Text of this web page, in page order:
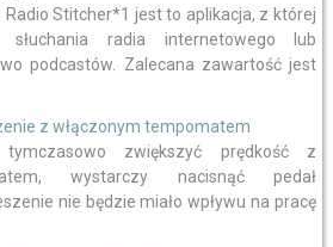
Stitcher*1 jest to aplikacja, z której
radia internetowego lub
podcastów. Zalecana zawartość jest
z włączonym tempomatem
zwiększyć prędkość z
wystarczy nacisnąć pedał
nie będzie miało wpływu na pracę